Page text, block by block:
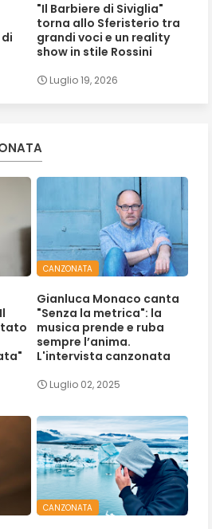
"Il Barbiere di Siviglia"
torna allo Sferisterio tra
grandi voci e un reality
show in stile Rossini
Luglio 19, 2026
CANZONATA
Gianluca Monaco canta
"Senza la metrica": la
musica prende e ruba
sempre l’anima.
L'intervista canzonata
Luglio 02, 2025
CANZONATA